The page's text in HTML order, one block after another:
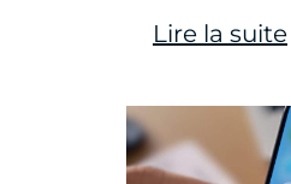
Lire la suite